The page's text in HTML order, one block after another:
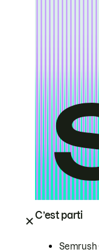
C’est parti
Semrush